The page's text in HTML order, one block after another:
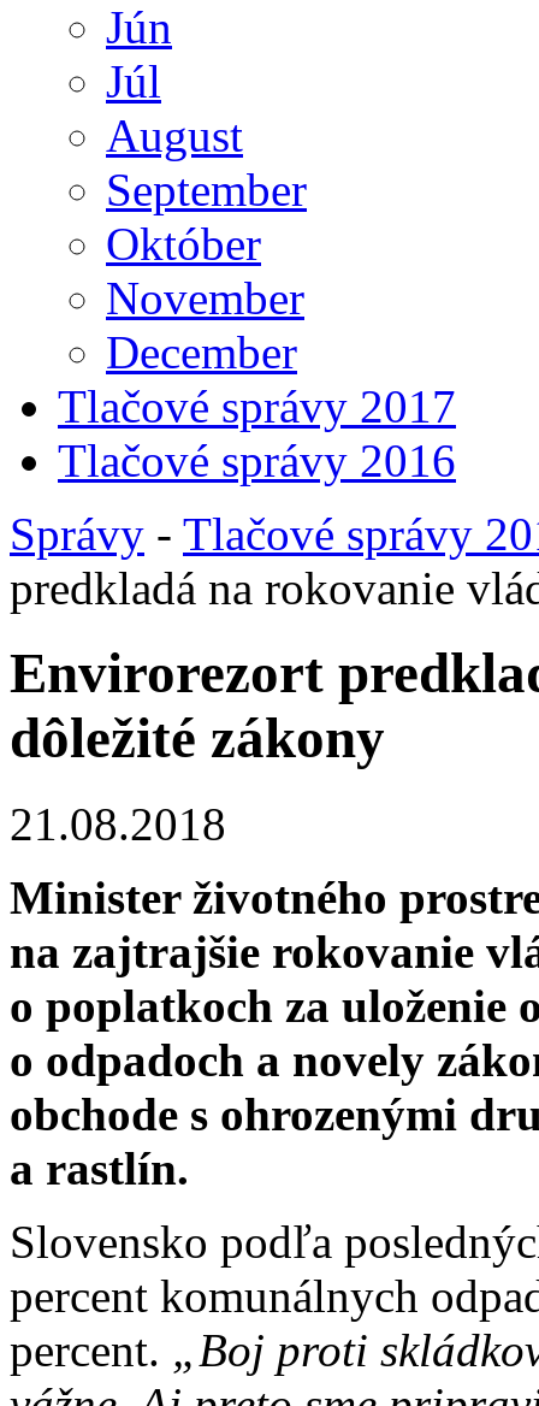
Jún
Júl
August
September
Október
November
December
Tlačové správy 2017
Tlačové správy 2016
Správy - Tlačové správy
predkladá na rokovanie
Envirorezort
dôležité zákony
21.08.2018
Minister životného
na zajtrajšie rokovanie
o poplatkoch za uloženie
o odpadoch a novely
obchode s ohrozenými
a rastlín.
Slovensko podľa
percent komunálnych
percent. „Boj proti